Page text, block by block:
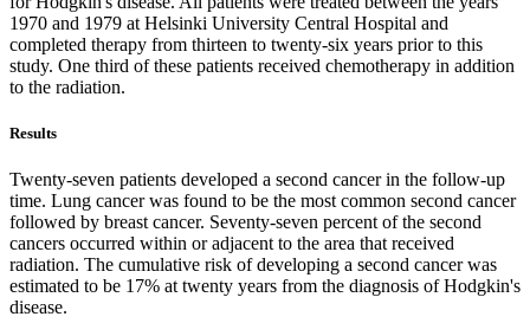
1970 and 1979 at Helsinki University Central Hospital and
completed therapy from thirteen to twenty-six years prior to this
study. One third of these patients received chemotherapy in addition
to the radiation.
Results
Twenty-seven patients developed a second cancer in the follow-up
time. Lung cancer was found to be the most common second cancer
followed by breast cancer. Seventy-seven percent of the second
cancers occurred within or adjacent to the area that received
radiation. The cumulative risk of developing a second cancer was
estimated to be 17% at twenty years from the diagnosis of Hodgkin's
disease.